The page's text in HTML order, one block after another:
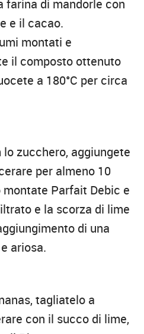
farina di mandorle con
e il cacao.
montati e
il composto ottenuto
a 180°C per circa
zucchero, aggiungete
per almeno 10
Parfait Debic e
e la scorza di lime
di una
ariosa.
tagliatelo a
con il succo di lime,